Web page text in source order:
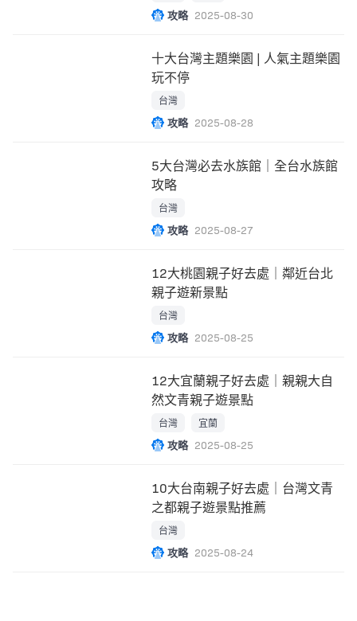
攻略 2025-08-30
十大台灣主題樂園 | 人氣主題樂園
玩不停
台灣
攻略 2025-08-28
5大台灣必去水族館｜全台水族館
攻略
台灣
攻略 2025-08-27
12大桃園親子好去處｜鄰近台北
親子遊新景點
台灣
攻略 2025-08-25
12大宜蘭親子好去處｜親親大自
然文青親子遊景點
台灣 宜蘭
攻略 2025-08-25
10大台南親子好去處｜台灣文青
之都親子遊景點推薦
台灣
攻略 2025-08-24